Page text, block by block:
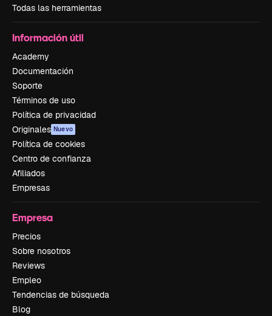
Todas las herramientas
Información útil
Academy
Documentación
Soporte
Términos de uso
Política de privacidad
Originales Nuevo
Política de cookies
Centro de confianza
Afiliados
Empresas
Empresa
Precios
Sobre nosotros
Reviews
Empleo
Tendencias de búsqueda
Blog